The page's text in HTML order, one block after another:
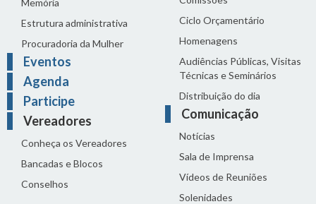
Estrutura administrativa
Procuradoria da Mulher
Eventos
Agenda
Participe
Vereadores
Conheça os Vereadores
Bancadas e Blocos
Conselhos
Ciclo Orçamentário
Homenagens
Audiências Públicas, Visitas
Técnicas e Seminários
Distribuição do dia
Comunicação
Notícias
Sala de Imprensa
Vídeos de Reuniões
Solenidades